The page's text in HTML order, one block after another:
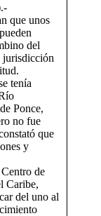
que unos
del
jurisdicción
tenía
Ponce,
no fue
que
y
de
Caribe,
del uno al